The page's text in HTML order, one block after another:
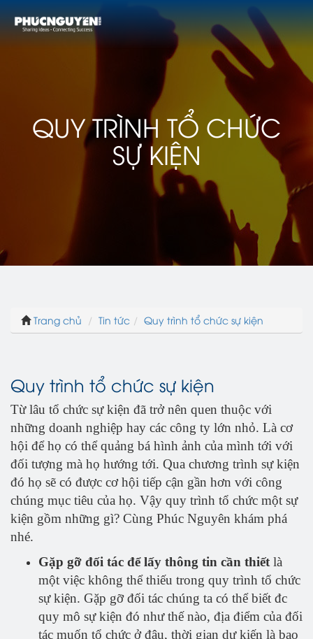
QUY TRÌNH TỔ CHỨC
SỰ KIỆN
Trang chủ Tin tức Quy trình tổ chức sự kiện
Quy trình tổ chức sự kiện
Từ lâu tổ chức sự kiện đã trở nên quen thuộc với
những doanh nghiệp hay các công ty lớn nhỏ. Là cơ
hội để họ có thể quảng bá hình ảnh của mình tới với
đối tượng mà họ hướng tới. Qua chương trình sự kiện
đó họ sẽ có được cơ hội tiếp cận gần hơn với công
chúng mục tiêu của họ. Vậy quy trình tổ chức một sự
kiện gồm những gì? Cùng Phúc Nguyên khám phá
nhé.
Gặp gỡ đối tác để lấy thông tin cần thiết là
một việc không thể thiếu trong quy trình tổ chức
sự kiện. Gặp gỡ đối tác chúng ta có thể biết đc
quy mô sự kiện đó như thế nào, địa điểm của đối
tác muốn tổ chức ở đâu, thời gian dự kiến là bao